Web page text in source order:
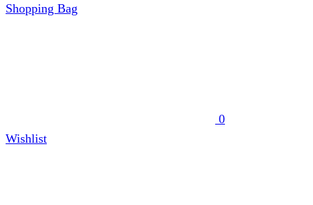
Shopping Bag
0
Wishlist